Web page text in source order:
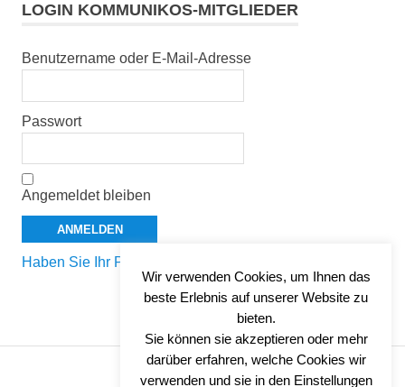
LOGIN KOMMUNIKOS-MITGLIEDER
Benutzername oder E-Mail-Adresse
Passwort
Angemeldet bleiben
Haben Sie Ihr Passwort vergessen?
Wir verwenden Cookies, um Ihnen das
beste Erlebnis auf unserer Website zu
bieten.
Sie können sie akzeptieren oder mehr
darüber erfahren, welche Cookies wir
verwenden und sie in den Einstellungen